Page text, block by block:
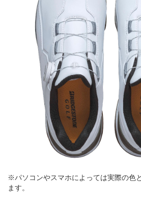
※パソコンやスマホによっては実際の色
ます。